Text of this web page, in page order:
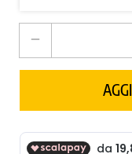
remove